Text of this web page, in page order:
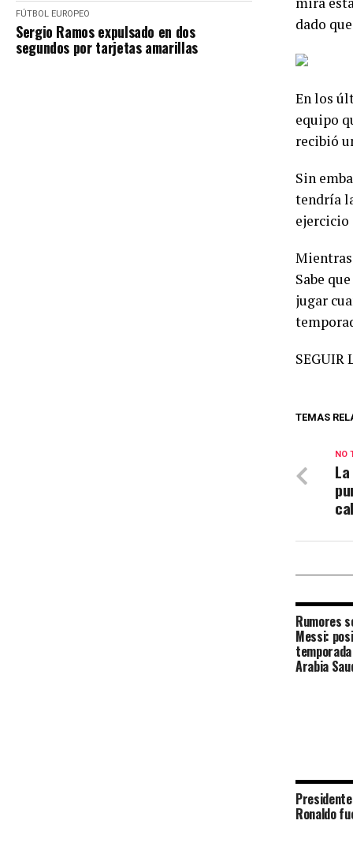
FÚTBOL EUROPEO
Sergio Ramos expulsado en dos
segundos por tarjetas amarillas
dado
En los
equipo
recibió
Sin
tendría
ejercicio
Mientras
Sabe
jugar
SEGUIR
TEMAS
NO
Rumores
Messi:
Arabia
Ronaldo